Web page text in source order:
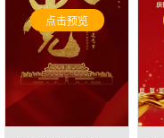
点击预览